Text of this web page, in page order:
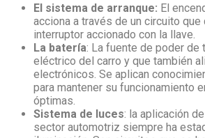
El sistema de arranque: El
acciona a través de un circuito
interruptor accionado con la llave.
La batería: La fuente de poder de
eléctrico del carro y que también
electrónicos. Se aplican
para mantener su funcionamiento
óptimas.
Sistema de luces: la aplicación
sector automotriz siempre ha